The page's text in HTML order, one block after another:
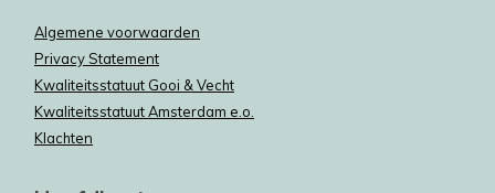
Algemene voorwaarden
Privacy Statement
Kwaliteitsstatuut Gooi & Vecht
Kwaliteitsstatuut Amsterdam e.o.
Klachten